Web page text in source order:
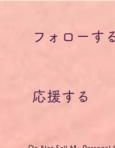
200周年
で読もう
フォローす
応援する